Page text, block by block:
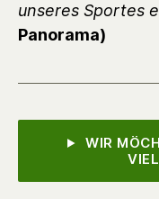
unseres Sportes
Panorama)
WIR